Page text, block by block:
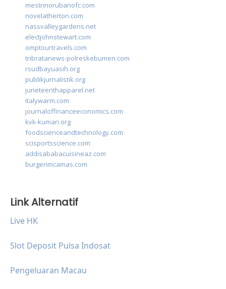
mestrinorubanofc.com
novelatherton.com
nassvalleygardens.net
electjohnstewart.com
omptourtravels.com
tribratanews-polreskebumen.com
rsudbayuasih.org
publikjurnalistik.org
juneteenthapparel.net
italywarm.com
journaloffinanceeconomics.com
kvk-kumari.org
foodscienceandtechnology.com
scisportsscience.com
addisababacuisineaz.com
burgerimcamas.com
Link Alternatif
Live HK
Slot Deposit Pulsa Indosat
Pengeluaran Macau